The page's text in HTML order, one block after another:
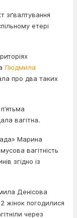
зґвалтування
етері
Людмила
про два таких
вагітна.
Марина
вагітність
згідно із
Денісова
жінок погодилися
через